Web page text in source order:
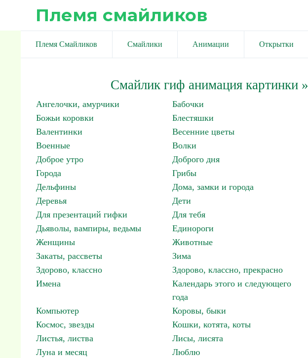
Племя смайликов
Племя Смайликов Смайлики Анимации Открытки
Смайлик гиф анимация картинки»
Ангелочки, амурчики Бабочки
Божьи коровки
Блестяшки
Валентинки
Весенние цветы
Военные
Волки
Доброе утро
Доброго дня
Города
Грибы
Дельфины
Дома, замки и города
Деревья
Дети
Для презентаций гифки
Для тебя
Дьяволы, вампиры, ведьмы
Единороги
Женщины
Животные
Закаты, рассветы
Зима
Здорово, классно
Здорово, классно, прекрасно
Имена
Календарь этого и следующего
года
Компьютер Коровы, быки
Космос, звезды
Кошки, котята, коты
Листья, листва
Лисы, лисята
Луна и месяц
Люблю